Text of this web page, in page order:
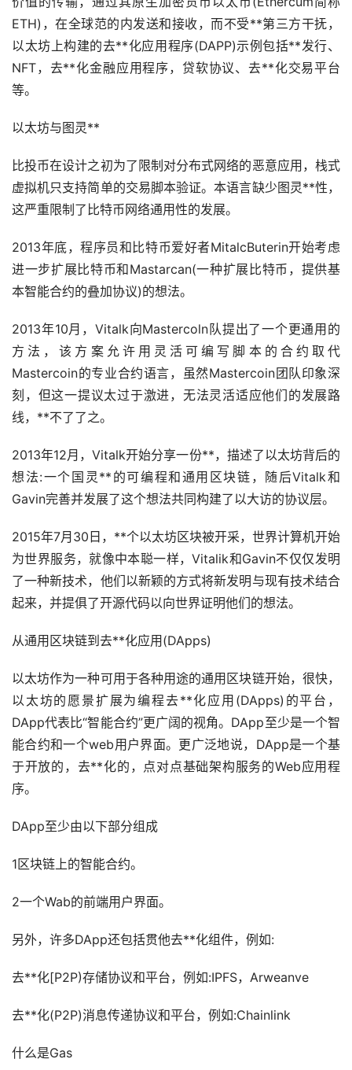
ETH)，在全球范的内发送和接收，而不受**第三方干抚，
以太坊上构建的去**化应用程序(DAPP)示例包括**发行、
NFT，去**化金融应用程序，贷软协议、去**化交易平台
等。
以太坊与图灵**
比投币在设计之初为了限制对分布式网络的恶意应用，栈式
虚拟机只支持简单的交易脚本验证。本语言缺少图灵**性，
这严重限制了比特币网络通用性的发展。
2013年底，程序员和比特币爱好者MitalcButerin开始考虑
进一步扩展比特币和Mastarcan(一种扩展比特币，提供基
本智能合约的叠加协议)的想法。
2013年10月，Vitalk向Mastercoln队提出了一个更通用的
方法，该方案允许用灵活可编写脚本的合约取代
Mastercoin的专业合约语言，虽然Mastercoin团队印象深
刻，但这一提议太过于激进，无法灵活适应他们的发展路
线，**不了了之。
2013年12月，Vitalk开始分享一份**，描述了以太坊背后的
想法:一个国灵**的可编程和通用 区块链 ，随后Vitalk和
Gavin完善并发展了这个想法共同构建了以大访的协议层。
2015年7月30日，**个以太坊区块被开采，世界计算机开始
为世界服务，就像中本聪一样，Vitalik和Gavin不仅仅发明
了一种新技术，他们以新颖的方式将新发明与现有技术结合
起来，并提俱了开源代码以向世界证明他们的想法。
从通用区块链到去**化应用(DApps)
以太坊作为一种可用于各种用途的通用区块链开始，很快，
以太坊的愿景扩展为编程去**化应用(DApps)的平台，
DApp代表比“智能合约”更广阔的视角。DApp至少是一个智
能合约和一个web用户界面。更广泛地说，DApp是一个基
于开放的，去**化的，点对点基础架构服务的Web应用程
序。
DApp至少由以下部分组成
1区块链上的智能合约。
2一个Wab的前端用户界面。
另外，许多DApp还包括贯他去**化组件，例如:
去**化[P2P)存储协议和平台，例如:IPFS，Arweanve
去**化(P2P)消息传递协议和平台，例如:Chainlink
什么是Gas